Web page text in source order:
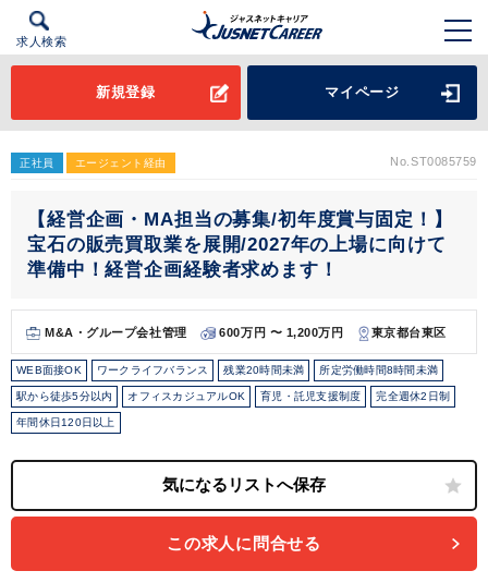
求人検索
新規登録 マイページ
正社員 エージェント経由 No.ST0085759
【経営企画・MA担当の募集/初年度賞与固定！】
宝石の販売買取業を展開/2027年の上場に向けて
準備中！経営企画経験者求めます！
M&A・グループ会社管理 600万円 〜 1,200万円 東京都台東区
WEB面接OK ワークライフバランス 残業20時間未満 所定労働時間8時間未満
駅から徒歩5分以内 オフィスカジュアルOK 育児・託児支援制度 完全週休2日制
年間休日120日以上
この求人に問合せる